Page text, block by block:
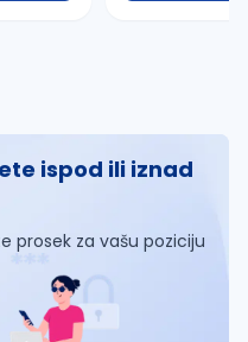
ispod ili iznad
prosek za vašu poziciju